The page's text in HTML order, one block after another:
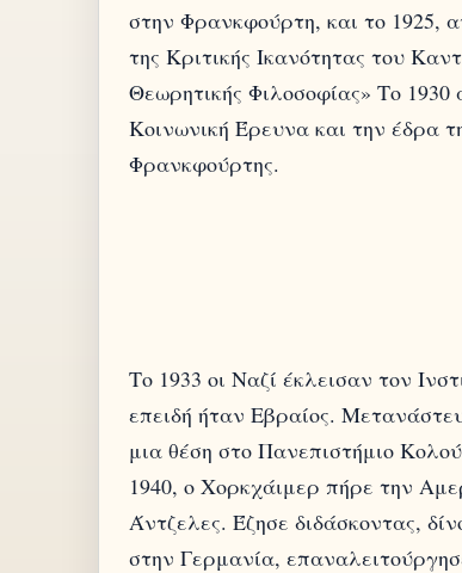
στην Φρανκφούρτη, και το 1925,
της Κριτικής Ικανότητας του
Θεωρητικής Φιλοσοφίας» Το 1930
Κοινωνική Έρευνα και την έδρα
Φρανκφούρτης.
Το 1933 οι Ναζί έκλεισαν τον
επειδή ήταν Εβραίος.
μια θέση στο Πανεπιστήμιο
1940, ο Χορκχάιμερ πήρε την
Άντζελες. Έζησε διδάσκοντας,
στην Γερμανία,